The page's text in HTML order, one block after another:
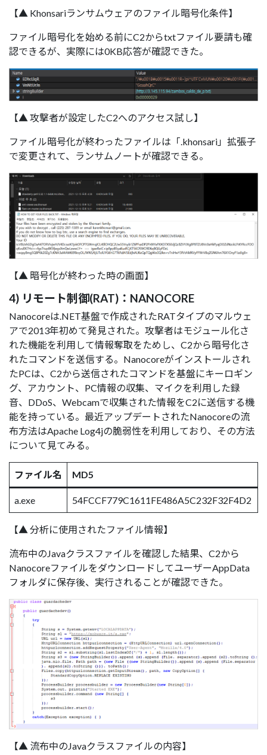
【▲ Khonsariランサムウェアのファイル暗号化条件】
ファイル暗号化を始める前にC2からtxtファイル要請も確
認できるが、実際には0KB応答が確認できた。
【▲ 攻撃者が設定したC2へのアクセス試し】
ファイル暗号化が終わったファイルは「.khonsari」拡張子
で変更されて、ランサムノートが確認できる。
【▲ 暗号化が終わった時の画面】
4) リモート制御(RAT)：NANOCORE
Nanocoreは.NET基盤で作成されたRATタイプのマルウェ
アで2013年初めて発見された。攻撃者はモジュール化さ
れた機能を利用して情報奪取をためし、C2から暗号化さ
れたコマンドを送信する。Nanocoreがインストールされ
たPCは、C2から送信されたコマンドを基盤にキーロギン
グ、アカウント、PC情報の収集、マイクを利用した録
音、DDoS、Webcamで収集された情報をC2に送信する機
能を持っている。最近アップデートされたNanocoreの流
布方法はApache Log4jの脆弱性を利用しており、その方法
について見てみる。
ファイル名 MD5
a.exe 54FCCF779C1611FE486A5C232F32F4D2
【▲ 分析に使用されたファイル情報】
流布中のJavaクラスファイルを確認した結果、C2から
NanocoreファイルをダウンロードしてユーザーAppData
フォルダに保存後、実行されることが確認できた。
【▲ 流布中のJavaクラスファイルの内容】